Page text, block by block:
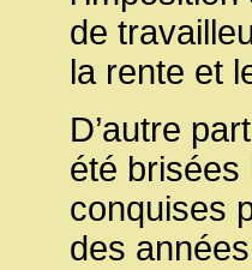
de
la rente et
D’autre
été brisées
conquises
des